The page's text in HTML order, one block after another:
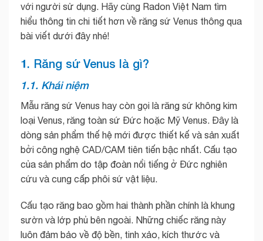
với người sử dụng. Hãy cùng Radon Việt Nam tìm
hiểu thông tin chi tiết hơn về răng sứ Venus thông qua
bài viết dưới đây nhé!
1. Răng sứ Venus là gì?
1.1. Khái niệm
Mẫu răng sứ Venus hay còn gọi là răng sứ không kim
loại Venus, răng toàn sứ Đức hoặc Mỹ Venus. Đây là
dòng sản phẩm thế hệ mới được thiết kế và sản xuất
bởi công nghệ CAD/CAM tiên tiến bậc nhất. Cấu tạo
của sản phẩm do tập đoàn nổi tiếng ở Đức nghiên
cứu và cung cấp phôi sứ vật liệu.
Cấu tạo răng bao gồm hai thành phần chính là khung
sườn và lớp phủ bên ngoài. Những chiếc răng này
luôn đảm bảo về độ bền, tinh xảo, kích thước và